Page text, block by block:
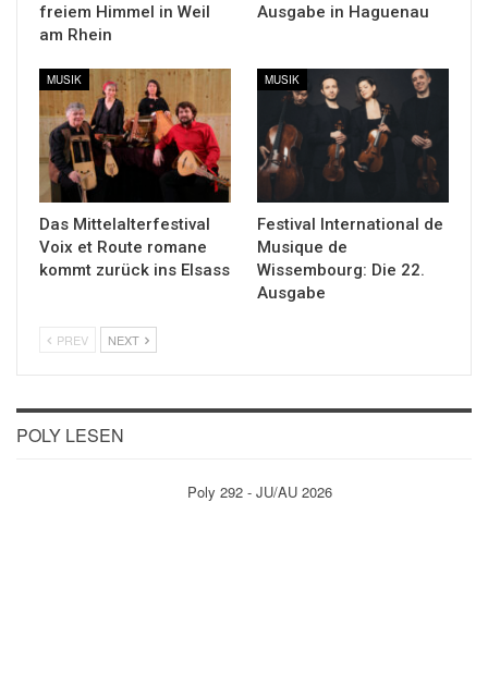
freiem Himmel in Weil
am Rhein
Ausgabe in Haguenau
MUSIK
Das Mittelalterfestival
Voix et Route romane
kommt zurück ins Elsass
MUSIK
Festival International de
Musique de
Wissembourg: Die 22.
Ausgabe
PREV NEXT
POLY LESEN
Poly 292 - JU/AU 2026